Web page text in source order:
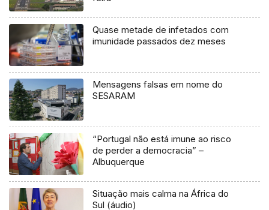
Quase metade de infetados com
imunidade passados dez meses
Mensagens falsas em nome do
SESARAM
“Portugal não está imune ao risco
de perder a democracia” –
Albuquerque
Situação mais calma na África do
Sul (áudio)